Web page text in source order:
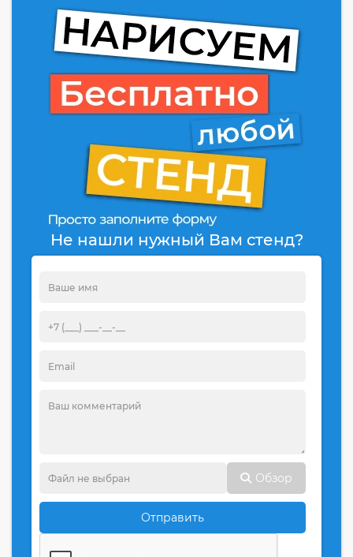
Не нашли нужный Вам стенд?
Обзор
Отправить